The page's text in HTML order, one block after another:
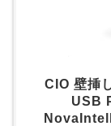
CIO 壁挿
USB